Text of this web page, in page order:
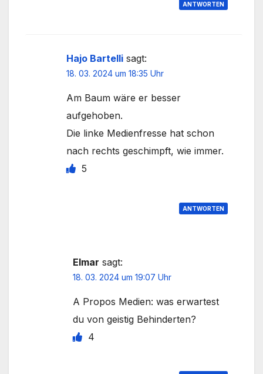
ANTWORTEN
Hajo Bartelli sagt:
18. 03. 2024 um 18:35 Uhr
Am Baum wäre er besser
aufgehoben.
Die linke Medienfresse hat schon
nach rechts geschimpft, wie immer.
5
ANTWORTEN
Elmar sagt:
18. 03. 2024 um 19:07 Uhr
A Propos Medien: was erwartest
du von geistig Behinderten?
4